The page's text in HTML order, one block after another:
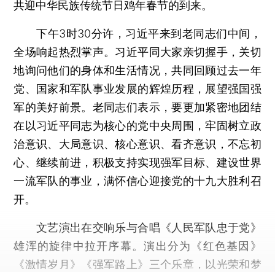
共迎中华民族传统节日鸡年春节的到来。
下午3时30分许，习近平来到老同志们中间，
全场响起热烈掌声。习近平同大家亲切握手，关切
地询问他们的身体和生活情况，共同回顾过去一年
党、国家和军队事业发展的辉煌历程，展望强国强
军的美好前景。老同志们表示，要更加紧密地团结
在以习近平同志为核心的党中央周围，牢固树立政
治意识、大局意识、核心意识、看齐意识，不忘初
心、继续前进，积极支持实现强军目标、建设世界
一流军队的事业，满怀信心迎接党的十九大胜利召
开。
文艺演出在交响乐与合唱《人民军队忠于党》
雄浑的旋律中拉开序幕。演出分为《红色基因》
《激情岁月》《强军路上》三个乐章，以光荣和梦